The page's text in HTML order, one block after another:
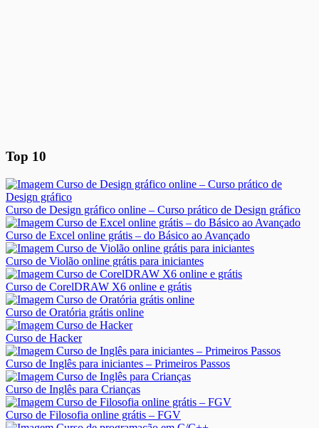
Top 10
Curso de Design gráfico online – Curso prático de Design gráfico
Curso de Excel online grátis – do Básico ao Avançado
Curso de Violão online grátis para iniciantes
Curso de CorelDRAW X6 online e grátis
Curso de Oratória grátis online
Curso de Hacker
Curso de Inglês para iniciantes – Primeiros Passos
Curso de Inglês para Crianças
Curso de Filosofia online grátis – FGV